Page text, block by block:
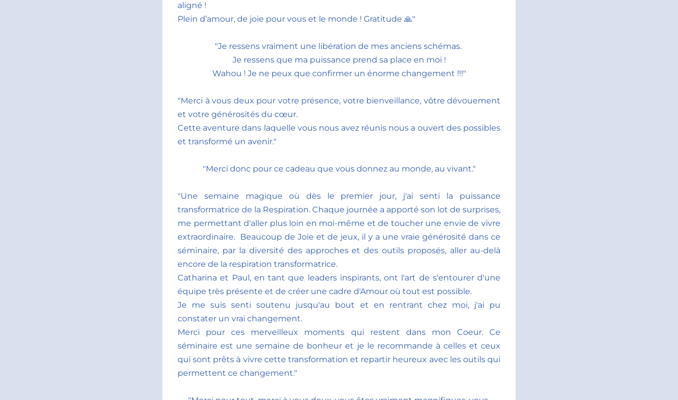
aligné !
Plein d’amour, de joie pour vous et le monde ! Gratitude 🙏"
"Je ressens vraiment une libération de mes anciens schémas.
Je ressens que ma puissance prend sa place en moi !
Wahou ! Je ne peux que confirmer un énorme changement !!!"
"Merci à vous deux pour votre présence, votre bienveillance, vôtre dévouement
et votre générosités du cœur.
Cette aventure dans laquelle vous nous avez réunis nous a ouvert des possibles
et transformé un avenir."
"Merci donc pour ce cadeau que vous donnez au monde, au vivant."
"Une semaine magique où dès le premier jour, j'ai senti la puissance
transformatrice de la Respiration. Chaque journée a apporté son lot de surprises,
me permettant d'aller plus loin en moi-même et de toucher une envie de vivre
extraordinaire.  Beaucoup de Joie et de jeux, il y a une vraie générosité dans ce
séminaire, par la diversité des approches et des outils proposés, aller au-delà
encore de la respiration transformatrice.
Catharina et Paul, en tant que leaders inspirants, ont l'art de s'entourer d'une
équipe très présente et de créer une cadre d'Amour où tout est possible.
Je me suis senti soutenu jusqu'au bout et en rentrant chez moi, j'ai pu
constater un vrai changement.
Merci pour ces merveilleux moments qui restent dans mon Coeur. Ce
séminaire est une semaine de bonheur et je le recommande à celles et ceux
qui sont prêts à vivre cette transformation et repartir heureux avec les outils qui
permettent ce changement."